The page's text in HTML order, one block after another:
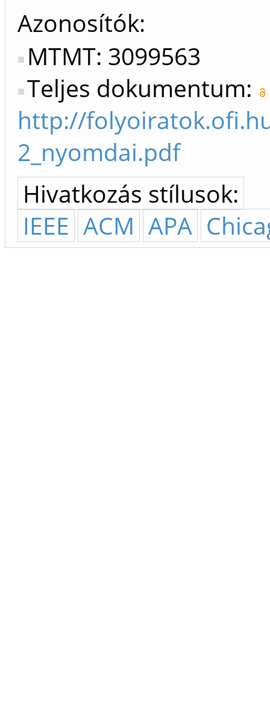
Azonosítók
MTMT: 3099563
Teljes dokumentum:
http://
2_nyomdai.pdf
Hivatkozás stílusok:
IEEE ACM APA